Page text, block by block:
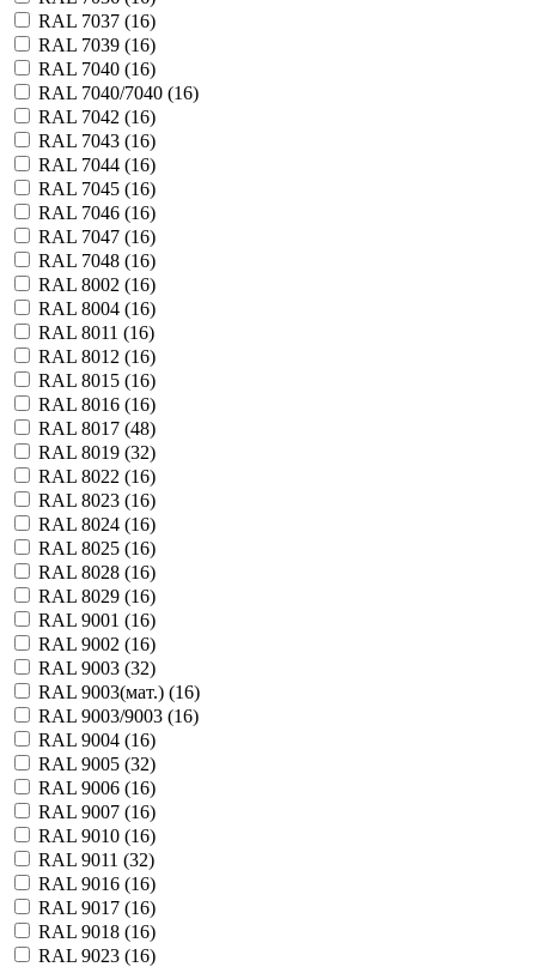
RAL 7037 (16)
RAL 7039 (16)
RAL 7040 (16)
RAL 7040/7040 (16)
RAL 7042 (16)
RAL 7043 (16)
RAL 7044 (16)
RAL 7045 (16)
RAL 7046 (16)
RAL 7047 (16)
RAL 7048 (16)
RAL 8002 (16)
RAL 8004 (16)
RAL 8011 (16)
RAL 8012 (16)
RAL 8015 (16)
RAL 8016 (16)
RAL 8017 (48)
RAL 8019 (32)
RAL 8022 (16)
RAL 8023 (16)
RAL 8024 (16)
RAL 8025 (16)
RAL 8028 (16)
RAL 8029 (16)
RAL 9001 (16)
RAL 9002 (16)
RAL 9003 (32)
RAL 9003(мат.) (16)
RAL 9003/9003 (16)
RAL 9004 (16)
RAL 9005 (32)
RAL 9006 (16)
RAL 9007 (16)
RAL 9010 (16)
RAL 9011 (32)
RAL 9016 (16)
RAL 9017 (16)
RAL 9018 (16)
RAL 9023 (16)